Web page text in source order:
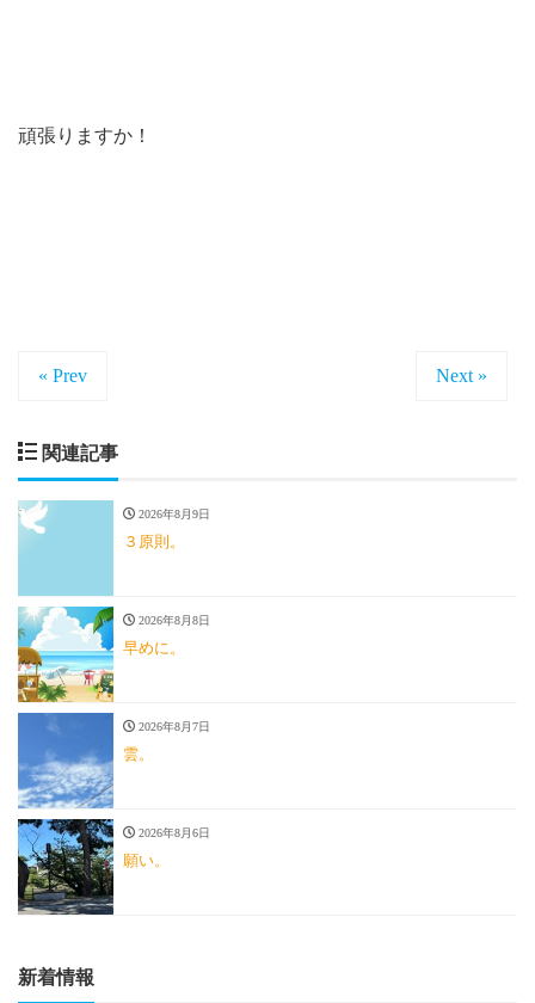
頑張りますか！
« Prev Next »
関連記事
2026年8月9日
３原則。
2026年8月8日
早めに。
2026年8月7日
雲。
2026年8月6日
願い。
新着情報